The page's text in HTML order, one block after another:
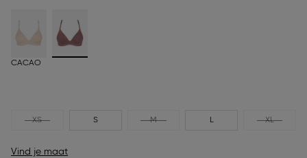
CACAO
XS S M L XL
Vind je maat